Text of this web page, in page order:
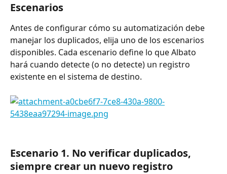
Escenarios
Antes de configurar cómo su automatización debe
manejar los duplicados, elija uno de los escenarios
disponibles. Cada escenario define lo que Albato
hará cuando detecte (o no detecte) un registro
existente en el sistema de destino.
Escenario 1. No verificar duplicados,
siempre crear un nuevo registro